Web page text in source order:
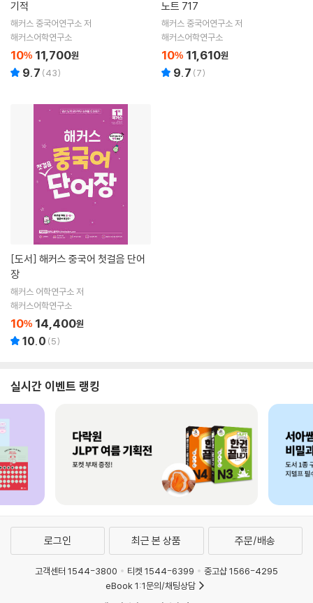
기적
해커스 중국어연구소 저
해커스어학연구소
10% 11,700원
9.7 (43)
노트 717
해커스 중국어연구소 저
해커스어학연구소
10% 11,610원
9.7 (7)
[도서]
장
해커스 어학연구소 저
해커스어학연구소
10% 14,400원
10.0 (5)
실시간 이벤트 랭킹
로그인 최근 본 상품 주문/배송
고객센터 1544-3800 티켓 1544-6399
중고샵 1566-4295
eBook 1:1문의/채팅상담